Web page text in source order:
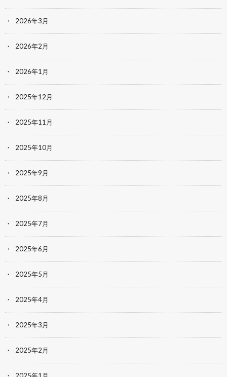
2026年3月
2026年2月
2026年1月
2025年12月
2025年11月
2025年10月
2025年9月
2025年8月
2025年7月
2025年6月
2025年5月
2025年4月
2025年3月
2025年2月